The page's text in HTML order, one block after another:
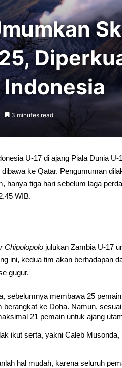
3 minutes read
U-17 di ajang Piala Dunia
ke Qatar. Pengumuman
hanya tiga hari sebelum laga
WIB.
Chipolopolo julukan Zambia U-17
ini, kedua tim akan berhadapan
gugur.
sebelumnya membawa 25
ke Doha. Namun,
21 pemain untuk ajang
ikut serta, yakni Caleb
hal mudah, karena seluruh